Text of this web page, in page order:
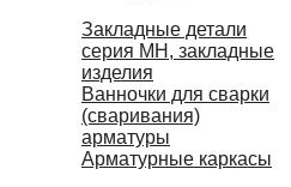
Закладные детали
серия МН, закладные
изделия
Ванночки для сварки
(сваривания)
арматуры
Арматурные каркасы